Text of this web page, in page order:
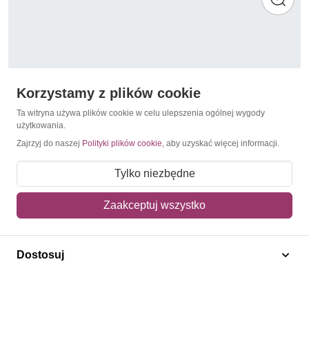
Filipiny 1998 Mi 2880 Czyste **
2,00 zł
Dodaj do koszyka
Korzystamy z plików cookie
Ta witryna używa plików cookie w celu ulepszenia ogólnej wygody
użytkowania.
Zajrzyj do naszej Polityki plików cookie, aby uzyskać więcej informacji.
Tylko niezbędne
Zaakceptuj wszystko
Dostosuj